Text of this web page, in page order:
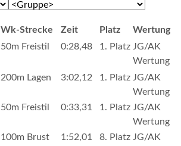
Wk-Strecke Zeit Platz
Wertung
50m Freistil 0:28,48 1. Platz JG/AK
Wertung
200m Lagen 3:02,12 1. Platz JG/AK
Wertung
50m Freistil
0:33,31 1. Platz JG/AK
Wertung
100m Brust
1:52,01 8. Platz JG/AK